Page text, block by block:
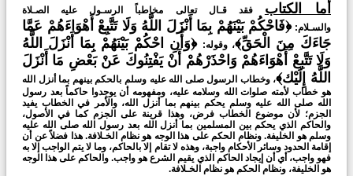
أما الكتاب فقد قـال تعالى مخاطباً الرسـول عليه الصـلاة
والسـلام:﴿فَاحْكُمْ بَيْنَهُمْ بِمَا أَنْزَلَ اللَّهُ وَلَا تَتَّبِعْ أَهْوَاءَهُمْ عَمَّا
جَاءَكَ مِنَ الْحَقِّ﴾، وقوله: ﴿وَأَنِ احْكُمْ بَيْنَهُمْ بِمَا أَنْزَلَ اللَّهُ
وَلَا تَتَّبِعْ أَهْوَاءَهُمْ وَاحْذَرْهُمْ أَنْ يَفْتِنُوكَ عَنْ بَعْضِ مَا أَنْزَلَ
اللَّهُ إِلَيْك﴾، وخطاب الرسول صلى الله عليه وسلم بالحكم بينهم بما أنزل الله
هو خطاب لأمته صلوات الله وسلامه عليه، ومفهومه أن يوجِدوا حاكماً بعد رسول
الله صلى الله عليه وسلم يحكم بينهم بما أنزل الله، والأمر في الخطاب يفيد
الجزم؛ لأن موضوع الخطاب فرض، وهذا قرينة على الجزم كما في الأصول،
والحاكم الذي يحكم بين المسلمين بما أنزل الله بعد رسول الله صلى الله عليه
وسلم هو الخليفة. ونظام الحكم على هذا الوجه هو نظام الخـلافة. هذا فضلاً عن أن
إقامة الحدود وسائر الأحكام واجبة، وهذه لا تقام إلا بالحاكم، وما لا يتم الواجب إلا به
فهو واجب، أي أن إيجاد الحاكم الذي يقيم الشرع هو واجب. والحاكم على هذا الوجه
هو الخليفة، ونظام الحكم هو نظام الخـلافة.